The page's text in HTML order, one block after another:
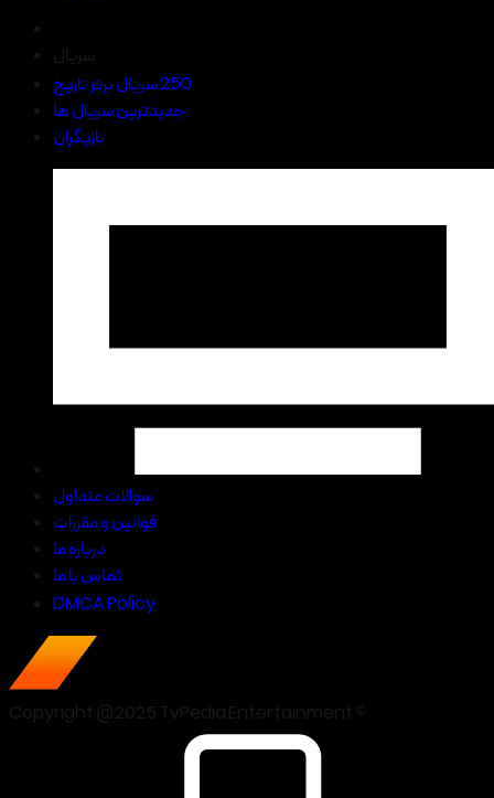
250 سریال برتر تاریخ
جدیدترین سریال ها
بازیگران
سوالات متداول
قوانین و مقررات
درباره ما
تماس با ما
DMCA Policy